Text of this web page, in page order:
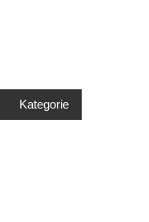
Kategorie